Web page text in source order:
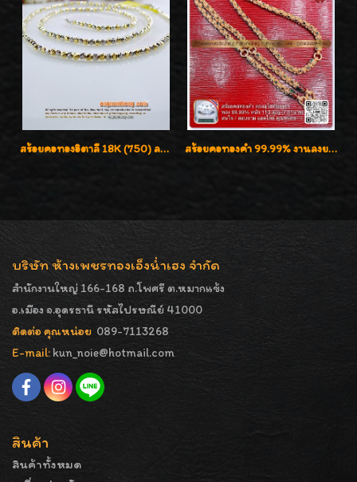
สร้อยคอทองอิตาลี 18K (750) ลายสวยตัดเหลี่ยมคมชัด ใส่สวยน่ารักค่ะ สร้อยคอทองคำ 99.99% งานลงยาสุโขทัยแท้ งานช่างทองโบราณ หรูหรา น่าสะสมค่ะ
บริษัท ห้างเพชรทองเอ็งน่ำเฮง จำกัด
สำนักงานใหญ่ 166-168 ถ.โพศรี ต.หมากแข้ง
อ.เมือง จ.อุดรธานี รหัสไปรษณีย์ 41000
ติดต่อ คุณหน่อย 089-7113268
E-mail: kun_noie@hotmail.com
สินค้า
สินค้าทั้งหมด